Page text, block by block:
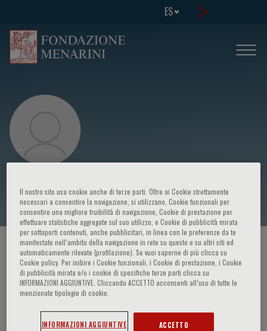
ES
Chia-Ling Tu
HOME PAGE / CURSOS Y EVENTOS / ORADOR
Chia-Ling Tu
Il nostro sito usa cookie anche di terze parti. Oltre ai Cookie strettamente
necessari a consentire la navigazione, si utilizzano, Cookie funzionali per
consentire una migliore fruibilità di navigazione, Cookie di prestazione per
effettuare statistiche aggregate sul suo utilizzo, e Cookie di pubblicità mirata
per sottoporti contenuti, anche pubblicitari, in linea con le preferenze da te
manifestate nell‘ambito della navigazione in rete su questo e su altri siti ed
automaticamente rilevate (profilazione). Se vuoi saperne di più clicca su
Cookie policy. Per inibire i Cookie funzionali, i Cookie di prestazione, i Cookie
di pubblicità mirata e/o i cookie di specifiche terze parti clicca su
INFORMAZIONI AGGIUNTIVE. Cliccando ACCETTO acconsenti all’uso di tutte le
menzionate tipologie di cookie.
INFORMAZIONI AGGIUNTIVE ACCETTO